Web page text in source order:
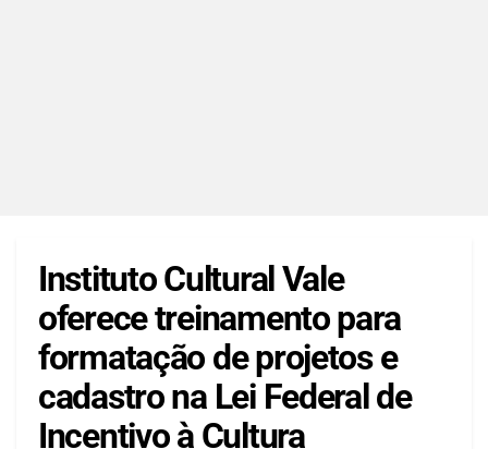
Instituto Cultural Vale
oferece treinamento para
formatação de projetos e
cadastro na Lei Federal de
Incentivo à Cultura